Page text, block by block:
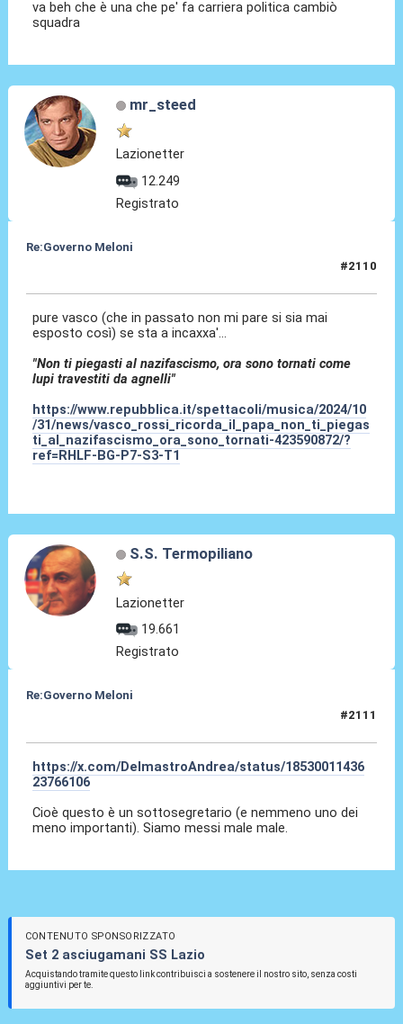
va beh che è una che pe' fa carriera politica cambiò
squadra
mr_steed
Lazionetter
12.249
Registrato
Re:Governo Meloni
#2110
pure vasco (che in passato non mi pare si sia mai
esposto così) se sta a incaxxa'...
"Non ti piegasti al nazifascismo, ora sono tornati come
lupi travestiti da agnelli"
https://www.repubblica.it/spettacoli/musica/2024/10
/31/news/vasco_rossi_ricorda_il_papa_non_ti_piegas
ti_al_nazifascismo_ora_sono_tornati-423590872/?
ref=RHLF-BG-P7-S3-T1
S.S. Termopiliano
Lazionetter
19.661
Registrato
Re:Governo Meloni
#2111
https://x.com/DelmastroAndrea/status/18530011436
23766106
Cioè questo è un sottosegretario (e nemmeno uno dei
meno importanti). Siamo messi male male.
CONTENUTO SPONSORIZZATO
Set 2 asciugamani SS Lazio
Acquistando tramite questo link contribuisci a sostenere il nostro sito, senza costi
aggiuntivi per te.